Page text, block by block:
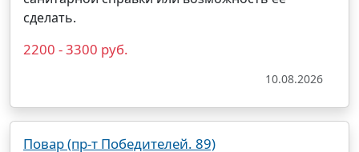
сделать.
2200 - 3300 руб.
10.08.2026
Повар (пр-т Победителей. 89)